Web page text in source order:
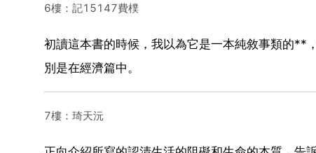
6樓：記15147費樸
初讀這本書的時候，我以為它是一本純敘事類的**
別是在經濟篇中。
7樓：琦天沅